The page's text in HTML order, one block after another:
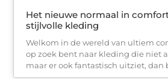
Het nieuwe normaal in
stijlvolle kleding
Welkom in de wereld van ultiem
op zoek bent naar kleding die niet
maar er ook fantastisch uitziet, dan